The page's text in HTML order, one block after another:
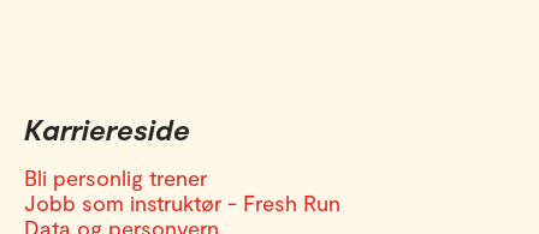
Karriereside
Bli personlig trener
Jobb som instruktør - Fresh Run
Data og personvern